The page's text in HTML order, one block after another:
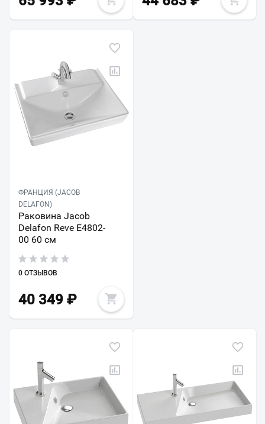
ФРАНЦИЯ (JACOB
DELAFON)
Раковина Jacob
Delafon Reve E4802-
00 60 см
0 ОТЗЫВОВ
40 349 ₽